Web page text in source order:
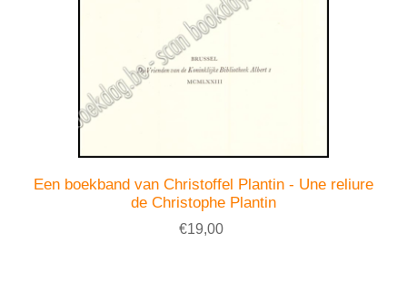
Een boekband van Christoffel Plantin - Une reliure
de Christophe Plantin
€19,00